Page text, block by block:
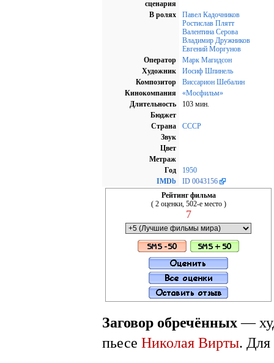
сценария
В ролях
Павел Кадочников
Ростислав Плятт
Валентина Серова
Владимир Дружников
Евгений Моргунов
Оператор
Марк Магидсон
Художник
Иосиф Шпинель
Композитор
Виссарион Шебалин
Кинокомпания
«Мосфильм»
Длительность
103 мин.
Бюджет
Страна
СССР
Звук
Цвет
Метраж
Год
1950
IMDb
ID 0043156
Рейтинг фильма
( 2 оценки, 502-е место )
7
Заговор обречённых—
пьесе Николая Вирты. Для